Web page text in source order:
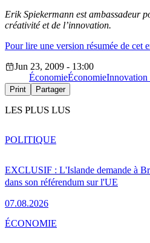
Erik Spiekermann est ambassadeur
créativité et de l’innovation.
Pour lire une version résumée de cet
Jun 23, 2009 - 13:00
ÉconomieÉconomieInnovation
Print Partager
LES PLUS LUS
EXCLUSIF : L'Islande demande à
dans son référendum sur l'UE
07.08.2026
POLITIQUE
ÉCONOMIE